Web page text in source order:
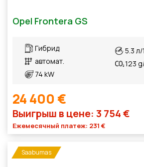
Opel Frontera GS
Гибрид
автомат.
74 kW
5.3
123
24 400 €
Выигрыш в цене: 3 754 €
Ежемесячный платеж: 231 €
Saabumas